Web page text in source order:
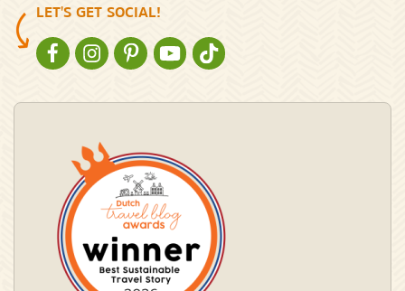
LET'S GET SOCIAL!
NATURESCANNER OP FACEBOOK
NATURESCANNER OP INSTAGRAM
NATURESCANNER OP PINTEREST
NATURESCANNER OP YOUTUBE
NATURESCANNER OP TIKTOK